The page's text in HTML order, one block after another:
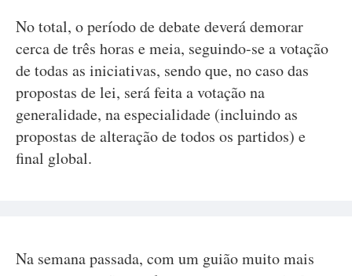
No total, o período de debate deverá demorar
cerca de três horas e meia, seguindo-se a votação
de todas as iniciativas, sendo que, no caso das
propostas de lei, será feita a votação na
generalidade, na especialidade (incluindo as
propostas de alteração de todos os partidos) e
final global.
Na semana passada, com um guião muito mais